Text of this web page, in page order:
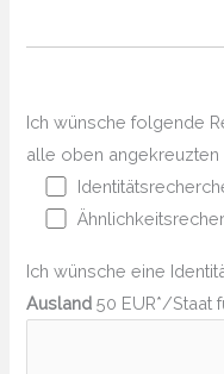
Ich wünsche folgende
alle oben angekreuzten
Ich wünsche eine
Ausland 50 EUR*/Staat